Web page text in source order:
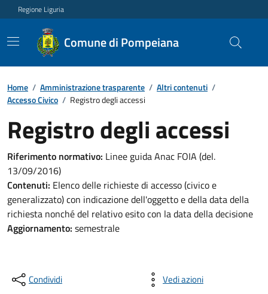
Regione Liguria
Comune di Pompeiana
Home / Amministrazione trasparente / Altri contenuti /
Accesso Civico / Registro degli accessi
Registro degli accessi
Riferimento normativo: Linee guida Anac FOIA (del.
13/09/2016)
Contenuti: Elenco delle richieste di accesso (civico e
generalizzato) con indicazione dell'oggetto e della data della
richiesta nonché del relativo esito con la data della decisione
Aggiornamento: semestrale
Condividi Vedi azioni